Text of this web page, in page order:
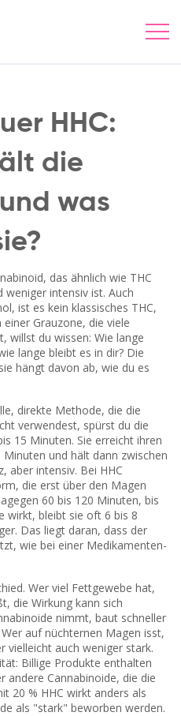
HHC:
die
was
das ähnlich wie THC
weniger intensiv ist. Auch
, ist es kein klassisches THC,
Grauzone, die viele
willst du wissen: Wie lange
lange bleibt es in dir? Die
hängt davon ab, wie du es
direkte Methode, die die
verwendest, spürst du die
15 Minuten. Sie erreicht ihren
und hält dann zwischen
aber intensiv. Bei HHC
die erst über den Magen
60 bis 120 Minuten, bis
wirkt, bleibt sie oft 6 bis 8
Das liegt daran, dass der
wie bei einer Medikamenten-
Wer viel Fettgewebe hat,
die Wirkung kann sich
nimmt, baut schneller
auf nüchternen Magen isst,
vielleicht auch weniger stark.
Billige Produkte enthalten
andere Cannabinoide, die die
20 % HHC wirkt anders als
als "stark" beworben werden.